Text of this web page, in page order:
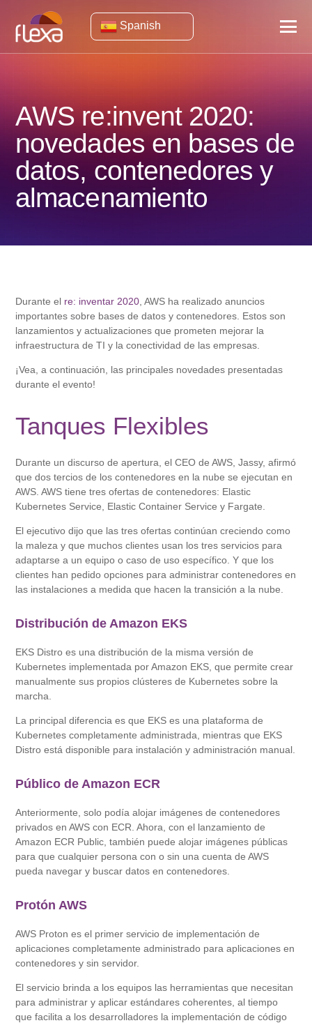
Spanish
AWS re:invent 2020:
novedades en bases de
datos, contenedores y
almacenamiento
Durante el re: inventar 2020 , AWS ha realizado anuncios
importantes sobre bases de datos y contenedores. Estos son
lanzamientos y actualizaciones que prometen mejorar la
infraestructura de TI y la conectividad de las empresas.
¡Vea, a continuación, las principales novedades presentadas
durante el evento!
Tanques Flexibles
Durante un discurso de apertura, el CEO de AWS, Jassy, ​​afirmó
que dos tercios de los contenedores en la nube se ejecutan en
AWS. AWS tiene tres ofertas de contenedores: Elastic
Kubernetes Service, Elastic Container Service y Fargate.
El ejecutivo dijo que las tres ofertas continúan creciendo como
la maleza y que muchos clientes usan los tres servicios para
adaptarse a un equipo o caso de uso específico. Y que los
clientes han pedido opciones para administrar contenedores en
las instalaciones a medida que hacen la transición a la nube.
Distribución de Amazon EKS
EKS Distro es una distribución de la misma versión de
Kubernetes implementada por Amazon EKS, que permite crear
manualmente sus propios clústeres de Kubernetes sobre la
marcha.
La principal diferencia es que EKS es una plataforma de
Kubernetes completamente administrada, mientras que EKS
Distro está disponible para instalación y administración manual.
Público de Amazon ECR
Anteriormente, solo podía alojar imágenes de contenedores
privados en AWS con ECR. Ahora, con el lanzamiento de
Amazon ECR Public, también puede alojar imágenes públicas
para que cualquier persona con o sin una cuenta de AWS
pueda navegar y buscar datos en contenedores.
Protón AWS
AWS Proton es el primer servicio de implementación de
aplicaciones completamente administrado para aplicaciones en
contenedores y sin servidor.
El servicio brinda a los equipos las herramientas que necesitan
para administrar y aplicar estándares coherentes, al tiempo
que facilita a los desarrolladores la implementación de código